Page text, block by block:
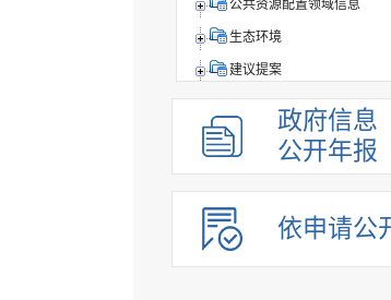
公共资源配置领域信息
生态环境
建议提案
组织管理
应急管理
重点领域
法制政府建设工作年报
政府信息
公开年报
依申请公